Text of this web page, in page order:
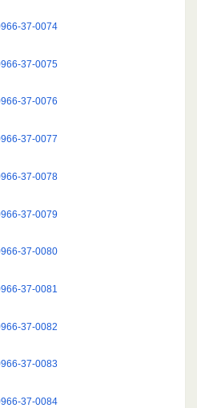
37-0074
37-0075
37-0076
37-0077
37-0078
37-0079
37-0080
37-0081
37-0082
37-0083
37-0084